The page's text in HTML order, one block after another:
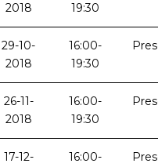
2018
19:30
29-10-
2018
16:00-
19:30
26-11-
2018
16:00-
19:30
17-12-
16:00-